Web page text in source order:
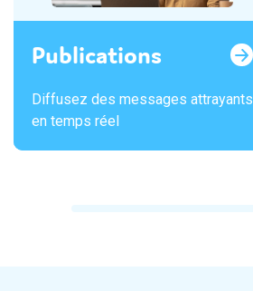
Publications
Diffusez des messages attrayants
en temps réel